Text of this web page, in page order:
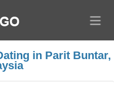
in Parit Buntar,